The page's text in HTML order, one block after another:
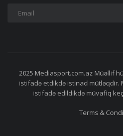
2025 Mediasport.com.az Müəllif
istifadə etdikdə istinad mütləqdir.
istifadə edildikdə müvafiq
Terms &